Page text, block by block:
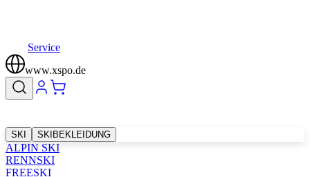
Service
www.xspo.de
SKI SKIBEKLEIDUNG
ALPIN SKI
RENNSKI
FREESKI